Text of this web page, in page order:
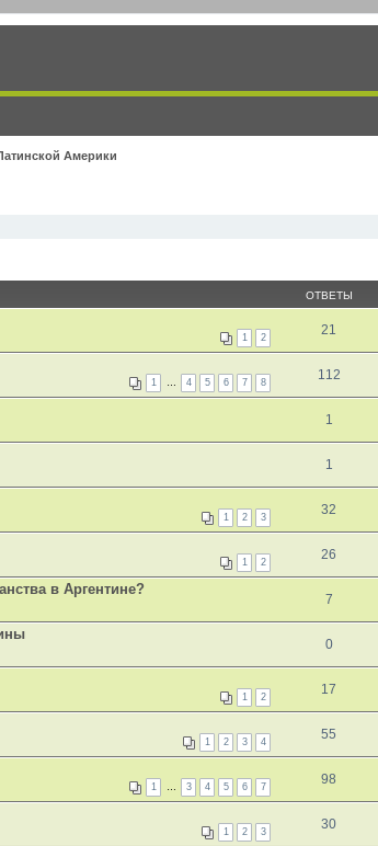
Америки
ОТВЕТЫ
1 2 21
1 … 4 5 6 7 8 112
1
1
1 2 3 32
1 2 26
в Аргентине?
7
0
1 2 17
1 2 3 4 55
1 … 3 4 5 6 7 98
1 2 3 30